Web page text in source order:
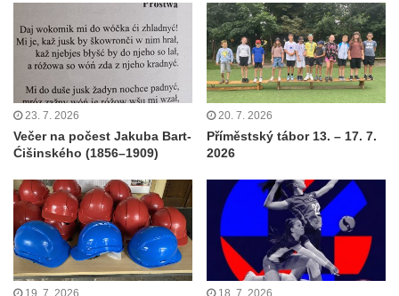
23. 7. 2026
Večer na počest Jakuba Bart-
Ćišinského (1856–1909)
20. 7. 2026
Příměstský tábor 13. – 17. 7.
2026
19. 7. 2026 18. 7. 2026